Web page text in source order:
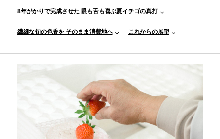
8年がかりで完成させた 眼も舌も喜ぶ夏イチゴの真打
繊細な旬の色香を そのまま消費地へ これからの展望